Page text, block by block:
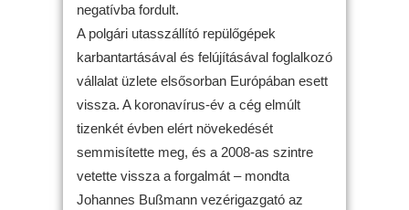
negatívba fordult.
A polgári utasszállító repülőgépek
karbantartásával és felújításával foglalkozó
vállalat üzlete elsősorban Európában esett
vissza. A koronavírus-év a cég elmúlt
tizenkét évben elért növekedését
semmisítette meg, és a 2008-as szintre
vetette vissza a forgalmát – mondta
Johannes Bußmann vezérigazgató az